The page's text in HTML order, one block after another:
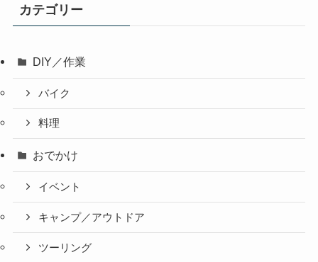
カテゴリー
DIY／作業
バイク
料理
おでかけ
イベント
キャンプ／アウトドア
ツーリング